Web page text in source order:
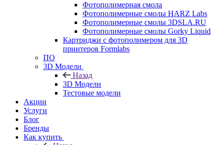
Фотополимерная смола
Фотополимерные смолы HARZ Labs
Фотополимерные смолы 3DSLA.RU
Фотополимерные смолы Gorky Liquid
Картриджи с фотополимером для 3D
принтеров Formlabs
ПО
3D Модели
Назад
3D Модели
Тестовые модели
Акции
Услуги
Блог
Бренды
Как купить